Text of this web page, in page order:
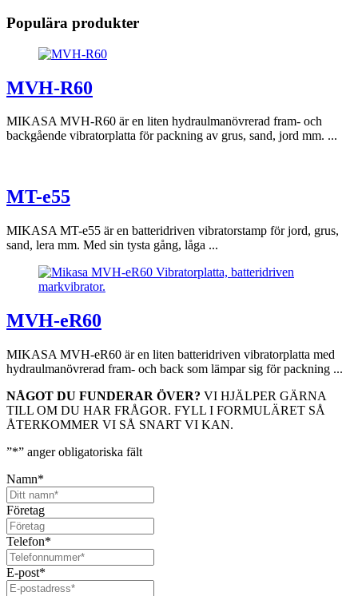
Populära produkter
MVH-R60
MIKASA MVH-R60 är en liten hydraulmanövrerad fram- och
backgående vibratorplatta för packning av grus, sand, jord mm. ...
MT-e55
MIKASA MT-e55 är en batteridriven vibratorstamp för jord, grus,
sand, lera mm. Med sin tysta gång, låga ...
MVH-eR60
MIKASA MVH-eR60 är en liten batteridriven vibratorplatta med
hydraulmanövrerad fram- och back som lämpar sig för packning ...
NÅGOT DU FUNDERAR ÖVER? VI HJÄLPER GÄRNA
TILL OM DU HAR FRÅGOR. FYLL I FORMULÄRET SÅ
ÅTERKOMMER VI SÅ SNART VI KAN.
”*” anger obligatoriska fält
Namn*
Företag
Telefon*
E-post*